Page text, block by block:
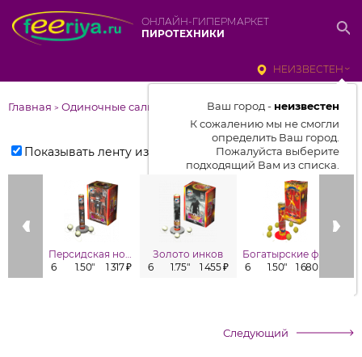
ОНЛАЙН-ГИПЕРМАРКЕТ
ПИРОТЕХНИКИ
НЕИЗВЕСТЕН
Ваш город - неизвестен
К сожалению мы не смогли
определить Ваш город.
Пожалуйста выберите
подходящий Вам из списка.
Выбрать город
От выбранного города зависит
отображаемый ассортимент,
цены, наличие и условия
доставки
Главная > Одиночные салюты
Показывать ленту изделий
Персидская ночь
6
1.50" 1 317 ₽
Золото инков
6
1.75" 1 455 ₽
Богатырские фестивальные шары
6
1.50" 1 680 ₽
Следующий